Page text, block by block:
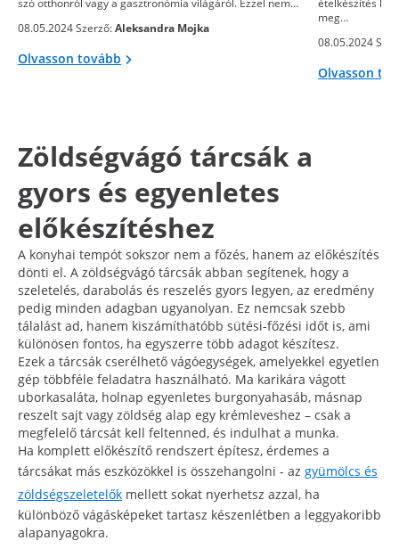
08.05.2024 Szerző:Aleksandra Mojka
Olvasson tovább
meg…
08.05.2024
Olvasson
Zöldségvágó tárcsák a
gyors és egyenletes
előkészítéshez
A konyhai tempót sokszor nem a főzés, hanem az előkészítés
dönti el. A zöldségvágó tárcsák abban segítenek, hogy a
szeletelés, darabolás és reszelés gyors legyen, az eredmény
pedig minden adagban ugyanolyan. Ez nemcsak szebb
tálalást ad, hanem kiszámíthatóbb sütési-főzési időt is, ami
különösen fontos, ha egyszerre több adagot készítesz.
Ezek a tárcsák cserélhető vágóegységek, amelyekkel egyetlen
gép többféle feladatra használható. Ma karikára vágott
uborkasaláta, holnap egyenletes burgonyahasáb, másnap
reszelt sajt vagy zöldség alap egy krémleveshez – csak a
megfelelő tárcsát kell feltenned, és indulhat a munka.
Ha komplett előkészítő rendszert építesz, érdemes a
tárcsákat más eszközökkel is összehangolni - az gyümölcs és
zöldségszeletelők mellett sokat nyerhetsz azzal, ha
különböző vágásképeket tartasz készenlétben a leggyakoribb
alapanyagokra.